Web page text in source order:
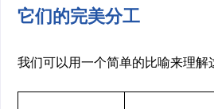
它们的完美分工
我们可以用一个简单的比喻来理解